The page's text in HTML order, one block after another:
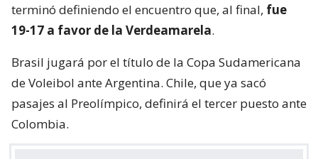
terminó definiendo el encuentro que, al final, fue
19-17 a favor de la Verdeamarela.
Brasil jugará por el título de la Copa Sudamericana
de Voleibol ante Argentina. Chile, que ya sacó
pasajes al Preolímpico, definirá el tercer puesto ante
Colombia.